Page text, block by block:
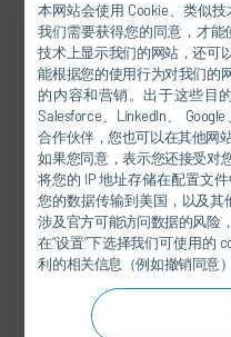
本网站会使用 Cookie、类似技
我们需要获得您的同意，才能
技术上显示我们的网站，还可
能根据您的使用行为对我们的
的内容和营销。出于这些目
Salesforce、LinkedIn、
合作伙伴，您也可以在其他网
如果您同意，表示您还接受对
将您的 IP 地址存储在配置文
您的数据传输到美国，以及
涉及官方可能访问数据的风险
在“设置”下选择我们可使用的
利的相关信息（例如撤销同意